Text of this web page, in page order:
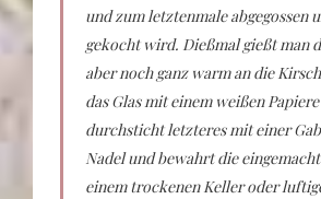
und zum letztenmale abgegossen
gekocht wird. Dießmal gießt man
aber noch ganz warm an die
das Glas mit einem weißen
durchsticht letzteres mit einer
Nadel und bewahrt die
einem trockenen Keller oder